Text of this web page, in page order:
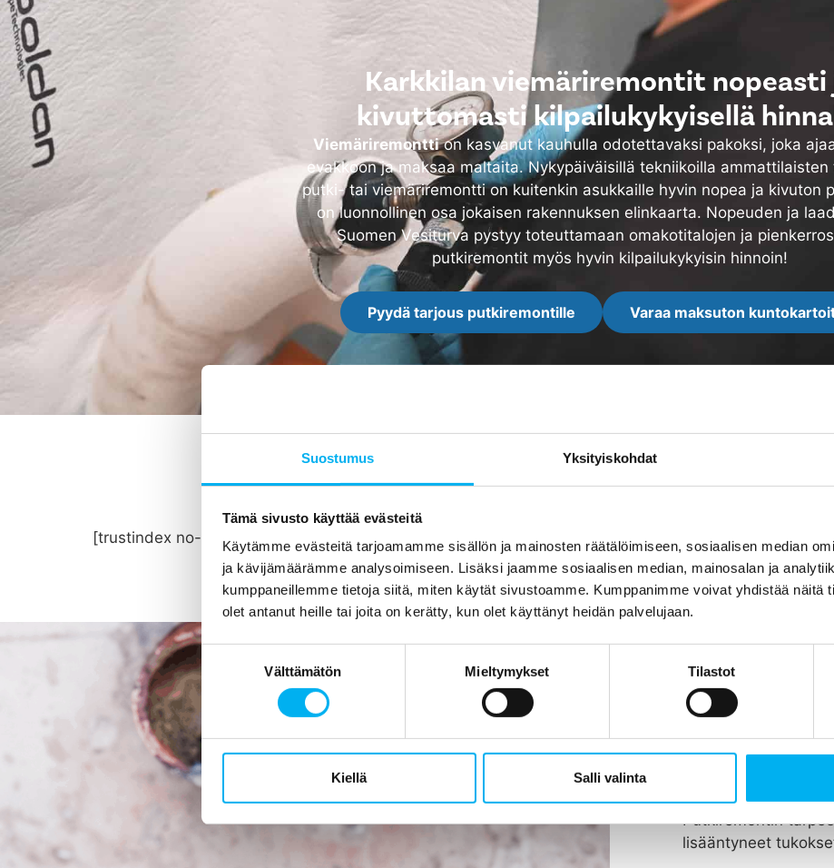
Suostumus Yksityiskohdat
Tämä sivusto käyttää evästeitä
Käytämme evästeitä tarjoamamme sisällön ja mainosten räätälöimiseen, sosiaalisen median
ja kävijämäärämme analysoimiseen. Lisäksi jaamme sosiaalisen median, mainosalan ja
kumppaneillemme tietoja siitä, miten käytät sivustoamme. Kumppanimme voivat yhdistää näitä
olet antanut heille tai joita on kerätty, kun olet käyttänyt heidän palvelujaan.
valinta
Välttämätön Mieltymykset Tilastot
Kiellä Salli valinta
Karkkilan viemäriremontit nopeasti
kivuttomasti kilpailukykyisellä
Viemäriremonttion kasvanut kauhulla odotettavaksi pakoksi, joka
evakkoon ja maksaa maltaita. Nykypäiväisillä tekniikoilla
putki- tai viemäriremontti on kuitenkin asukkaille hyvin nopea ja kivuton
on luonnollinen osa jokaisen rakennuksen elinkaarta. Nopeuden ja
Suomen Vesiturva pystyy toteuttamaan omakotitalojen ja
putkiremontit myös hyvin kilpailukykyisin hinnoin!
Pyydä tarjous putkiremontille Varaa maksuton
[trustindex no-registration=google]
Koska
tehdään?
Rakennuksen
vuodessa, riippuen
Putkiremontin
lisääntyneet